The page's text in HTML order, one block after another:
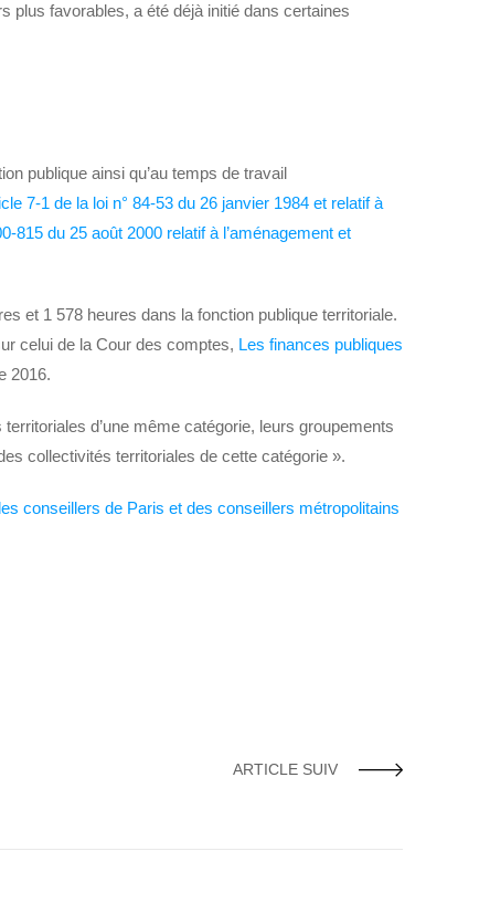
plus favorables, a été déjà initié dans certaines
publique ainsi qu’au temps de travail
7-1 de la loi n° 84-53 du 26 janvier 1984 et relatif à
815 du 25 août 2000 relatif à l’aménagement et
et 1 578 heures dans la fonction publique territoriale.
celui de la Cour des comptes, Les finances publiques
2016.
d’une même catégorie, leurs groupements
collectivités territoriales de cette catégorie ».
conseillers de Paris et des conseillers métropolitains
ARTICLE SUIV